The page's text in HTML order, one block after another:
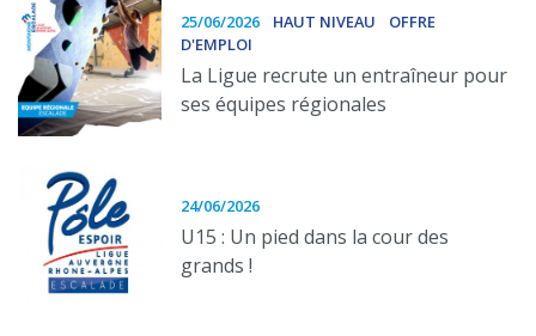
25/06/2026 HAUT NIVEAU
OFFRE
D'EMPLOI
La Ligue recrute un entraîneur pour
ses équipes régionales
24/06/2026
U15 : Un pied dans la cour des
grands !